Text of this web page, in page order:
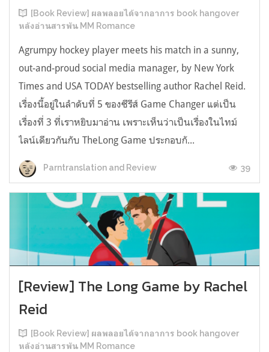
[Book Review] ผลพลอยได้จากอาการ book hangover
หลังอ่านสารพัน MM Romance
Agrumpy hockey player meets his match in a sunny,
out-and-proud social media manager, by New York
Times and USA TODAY bestselling author Rachel Reid.
เรื่องนี้อยู่ในลำดับที่ 5 ของซีรีส์ Game Changer แต่เป็น
เรื่องที่ 3 ที่เราหยิบมาอ่าน เพราะเห็นว่าเป็นเรื่องในไทม์
ไลน์เดียวกันกับ TheLong Game ประกอบกั...
Parntranslation and Review 39
[Review] The Long Game by Rachel
Reid
[Book Review] ผลพลอยได้จากอาการ book hangover
หลังอ่านสารพัน MM Romance